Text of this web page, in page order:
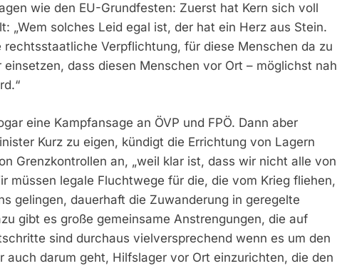
wie den EU-Grundfesten: Zuerst hat Kern sich voll
„Wem solches Leid egal ist, der hat ein Herz aus Stein.
Verpflichtung, für diese Menschen da zu
dass diesen Menschen vor Ort – möglichst nah
eine Kampfansage an ÖVP und FPÖ. Dann aber
Kurz zu eigen, kündigt die Errichtung von Lagern
Grenzkontrollen an, „weil klar ist, dass wir nicht alle von
müssen legale Fluchtwege für die, die vom Krieg fliehen,
gelingen, dauerhaft die Zuwanderung in geregelte
gibt es große gemeinsame Anstrengungen, die auf
sind durchaus vielversprechend wenn es um den
auch darum geht, Hilfslager vor Ort einzurichten, die den